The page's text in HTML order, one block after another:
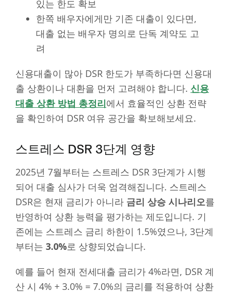
있는 한도 확보
한쪽 배우자에게만 기존 대출이 있다면,
대출 없는 배우자 명의로 단독 계약도 고
려
신용대출이 많아 DSR 한도가 부족하다면 신용대
출 상환이나 대환을 먼저 고려해야 합니다. 신용
대출 상환 방법 총정리에서 효율적인 상환 전략
을 확인하여 DSR 여유 공간을 확보해보세요.
스트레스 DSR 3단계 영향
2025년 7월부터는 스트레스 DSR 3단계가 시행
되어 대출 심사가 더욱 엄격해집니다. 스트레스
DSR은 현재 금리가 아니라 금리 상승 시나리오를
반영하여 상환 능력을 평가하는 제도입니다. 기
존에는 스트레스 금리 하한이 1.5%였으나, 3단계
부터는 3.0%로 상향되었습니다.
예를 들어 현재 전세대출 금리가 4%라면, DSR 계
산 시 4% + 3.0% = 7.0%의 금리를 적용하여 상환